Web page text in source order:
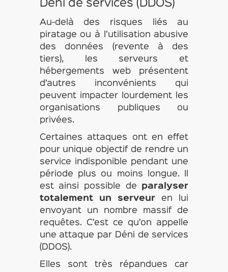
Déni de services (DDOS)
Au-delà des risques liés au
piratage ou à l’utilisation abusive
des données (revente à des
tiers), les serveurs et
hébergements web présentent
d’autres inconvénients qui
peuvent impacter lourdement les
organisations publiques ou
privées.
Certaines attaques ont en effet
pour unique objectif de rendre un
service indisponible pendant une
période plus ou moins longue. Il
est ainsi possible de paralyser
totalement un serveur en lui
envoyant un nombre massif de
requêtes. C’est ce qu’on appelle
une attaque par Déni de services
(DDOS).
Elles sont très répandues car